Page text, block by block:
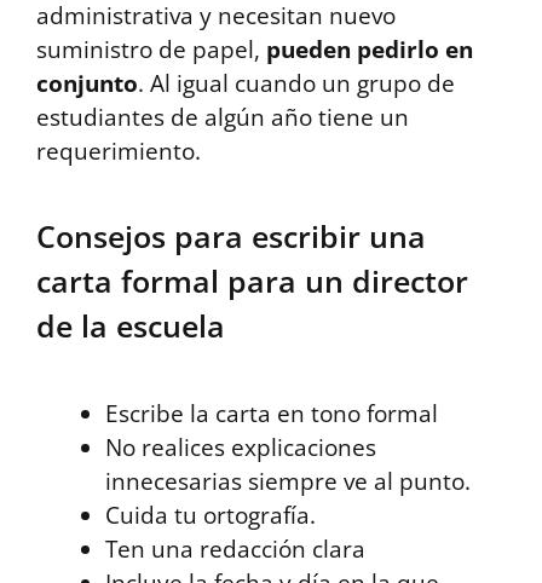
administrativa y necesitan nuevo
suministro de papel, pueden pedirlo en
conjunto. Al igual cuando un grupo de
estudiantes de algún año tiene un
requerimiento.
Consejos para escribir una
carta formal para un director
de la escuela
Escribe la carta en tono formal
No realices explicaciones
innecesarias siempre ve al punto.
Cuida tu ortografía.
Ten una redacción clara